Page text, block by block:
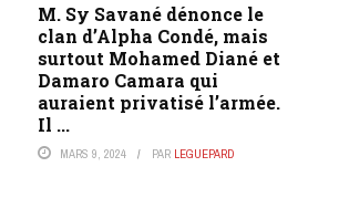
M. Sy Savané dénonce le
clan d’Alpha Condé, mais
surtout Mohamed Diané et
Damaro Camara qui
auraient privatisé l’armée.
Il ...
MARS 9, 2024 PAR LEGUEPARD